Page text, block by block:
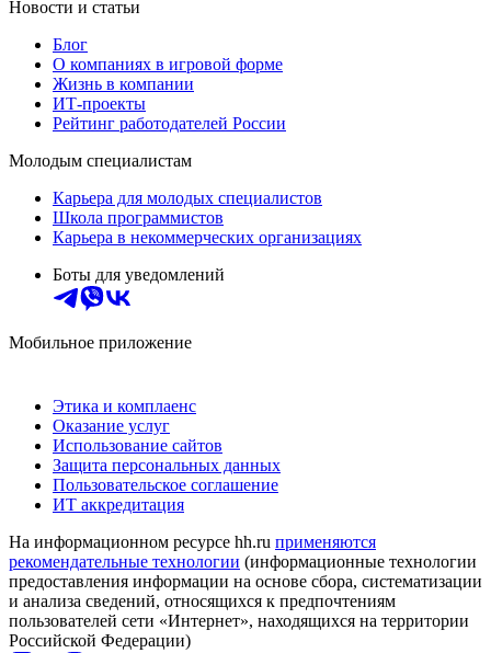
Новости и статьи
Блог
О компаниях в игровой форме
Жизнь в компании
ИТ-проекты
Рейтинг работодателей России
Молодым специалистам
Карьера для молодых специалистов
Школа программистов
Карьера в некоммерческих организациях
Боты для уведомлений
Мобильное приложение
Этика и комплаенс
Оказание услуг
Использование сайтов
Защита персональных данных
Пользовательское соглашение
ИТ аккредитация
На информационном ресурсе hh.ru применяются
рекомендательные технологии (информационные технологии
предоставления информации на основе сбора, систематизации
и анализа сведений, относящихся к предпочтениям
пользователей сети «Интернет», находящихся на территории
Российской Федерации)